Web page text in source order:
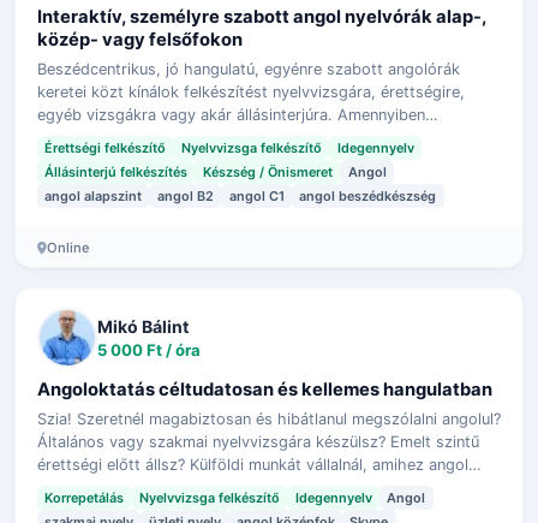
Interaktív, személyre szabott angol nyelvórák alap-,
közép- vagy felsőfokon
Beszédcentrikus, jó hangulatú, egyénre szabott angolórák
keretei közt kínálok felkészítést nyelvvizsgára, érettségire,
egyéb vizsgákra vagy akár állásinterjúra. Amennyiben
beszédkészségedet fejleszte…
Érettségi felkészítő Nyelvvizsga felkészítő
Idegennyelv
Állásinterjú felkészítés
Készség / Önismeret
Angol
angol alapszint
angol B2 angol C1 angol beszédkészség
Online
Mikó Bálint
5 000 Ft / óra
Angoloktatás céltudatosan és kellemes hangulatban
Szia! Szeretnél magabiztosan és hibátlanul megszólalni angolul?
Általános vagy szakmai nyelvvizsgára készülsz? Emelt szintű
érettségi előtt állsz? Külföldi munkát vállalnál, amihez angol
nyelvtudás s…
Korrepetálás Nyelvvizsga felkészítő Idegennyelv
Angol